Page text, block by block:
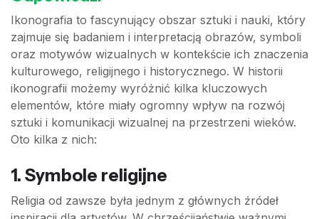
Ikonografia to fascynujący obszar sztuki i nauki, który
zajmuje się badaniem i interpretacją obrazów, symboli
oraz motywów wizualnych w kontekście ich znaczenia
kulturowego, religijnego i historycznego. W historii
ikonografii możemy wyróżnić kilka kluczowych
elementów, które miały ogromny wpływ na rozwój
sztuki i komunikacji wizualnej na przestrzeni wieków.
Oto kilka z nich:
1. Symbole religijne
Religia od zawsze była jednym z głównych źródeł